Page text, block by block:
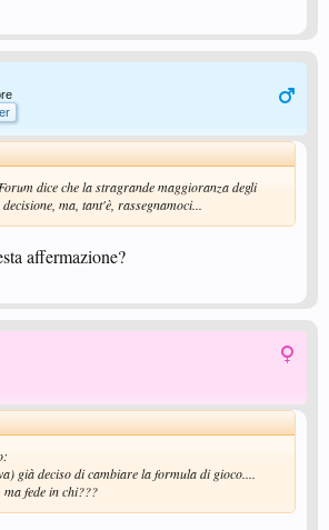
dice che la stragrande maggioranza degli
ma, tant'è, rassegnamoci...
affermazione?
già deciso di cambiare la formula di gioco....
fede in chi???